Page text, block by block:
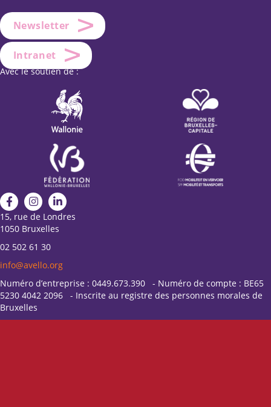
Newsletter
Intranet
Avec le soutien de :
15, rue de Londres
1050 Bruxelles
02 502 61 30
info@avello.org
Numéro d’entreprise : 0449.673.390 - Numéro de compte : BE65
5230 4042 2096 - Inscrite au registre des personnes morales de
Bruxelles